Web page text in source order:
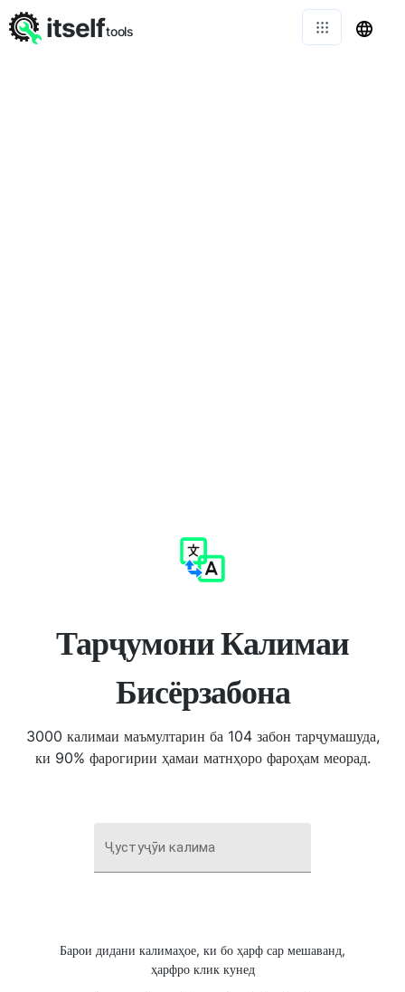
Тарҷумони Калимаи
Бисёрзабона
3000 калимаи маъмултарин ба 104 забон тарҷумашуда,
ки 90% фарогирии ҳамаи матнҳоро фароҳам меорад.
Ҷустуҷӯи калима
Барои дидани калимаҳое, ки бо ҳарф сар мешаванд,
ҳарфро клик кунед
itselftools